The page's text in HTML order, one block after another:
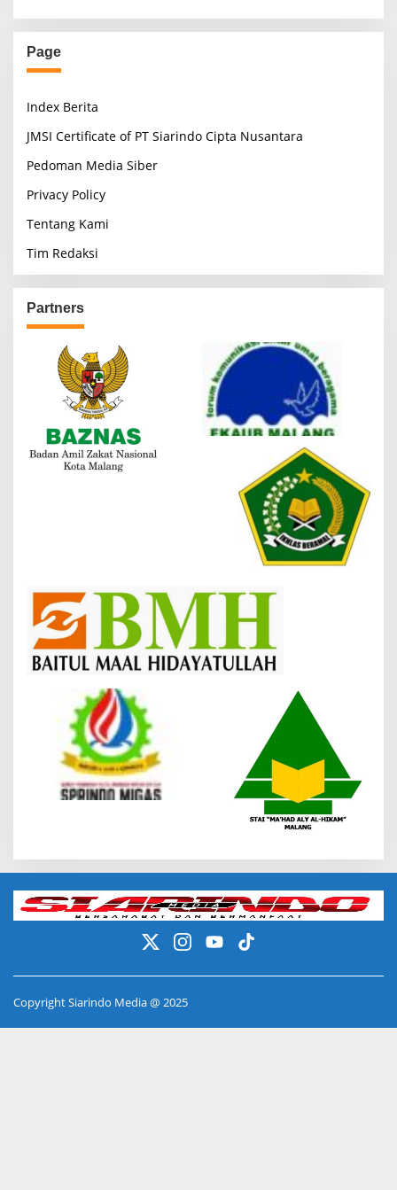
Page
Index Berita
JMSI Certificate of PT Siarindo Cipta Nusantara
Pedoman Media Siber
Privacy Policy
Tentang Kami
Tim Redaksi
Partners
Copyright Siarindo Media @ 2025